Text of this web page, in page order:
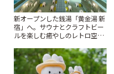
新オープンした銭湯「黄金湯 新
宿」へ。サウナとクラフトビー
ルを楽しむ癒やしのレトロ空間